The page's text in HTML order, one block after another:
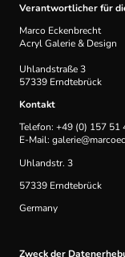
Verantwortlicher für
Marco Eckenbrecht
Acryl Galerie & Design
Uhlandstraße 3
57339 Erndtebrück
Kontakt
Telefon: +49 (0) 157 51
E-Mail:
Uhlandstr. 3
57339 Erndtebrück
Germany
Zweck der